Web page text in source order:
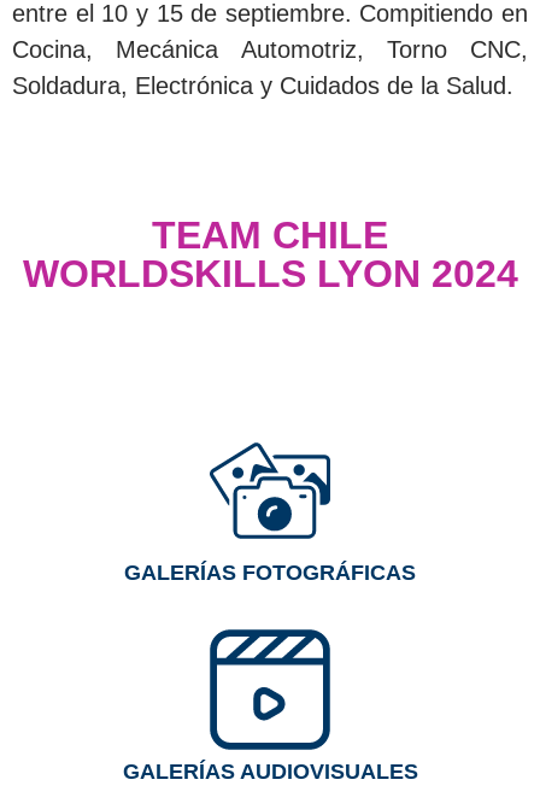
entre el 10 y 15 de septiembre. Compitiendo en
Cocina, Mecánica Automotriz, Torno CNC,
Soldadura, Electrónica y Cuidados de la Salud.
TEAM CHILE
WORLDSKILLS LYON 2024
GALERÍAS FOTOGRÁFICAS
GALERÍAS AUDIOVISUALES